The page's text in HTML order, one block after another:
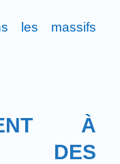
les massifs
À
DES